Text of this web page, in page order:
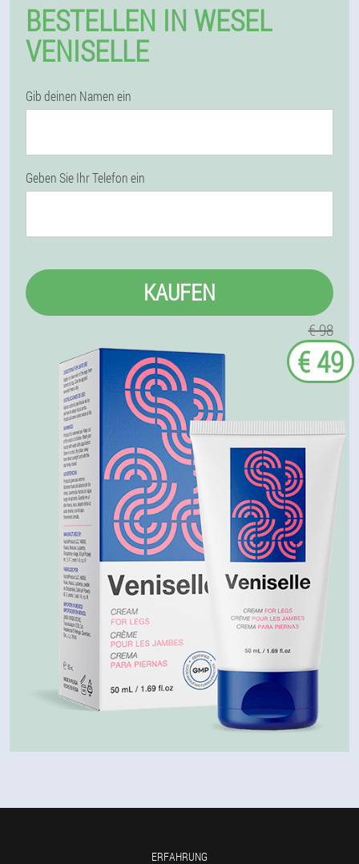
BESTELLEN IN WESEL
VENISELLE
Gib deinen Namen ein
Geben Sie Ihr Telefon ein
KAUFEN
€ 98
€ 49
ERFAHRUNG